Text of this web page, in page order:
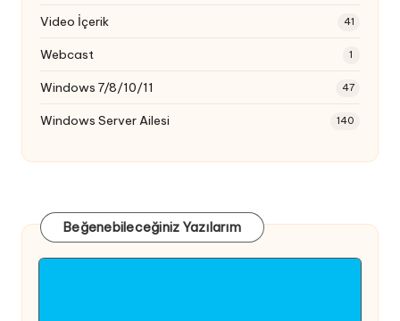
Video İçerik 41
Webcast 1
Windows 7/8/10/11 47
Windows Server Ailesi 140
Beğenebileceğiniz Yazılarım